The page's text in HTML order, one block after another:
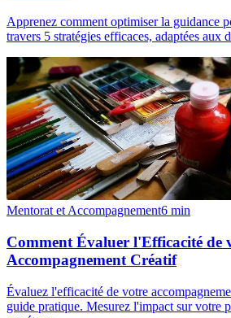
Apprenez comment optimiser la guidance
travers 5 stratégies efficaces, adaptées aux
Mentorat et Accompagnement6 min
Comment Évaluer l'Efficacité de
Accompagnement Créatif
Évaluez l'efficacité de votre
guide pratique. Mesurez l'impact sur votre